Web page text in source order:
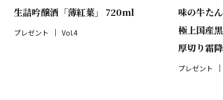
生詰吟醸酒「薄紅葉」 720ml
プレゼント Vol.4
味の牛た
極上国産
厚切り霜
プレゼント